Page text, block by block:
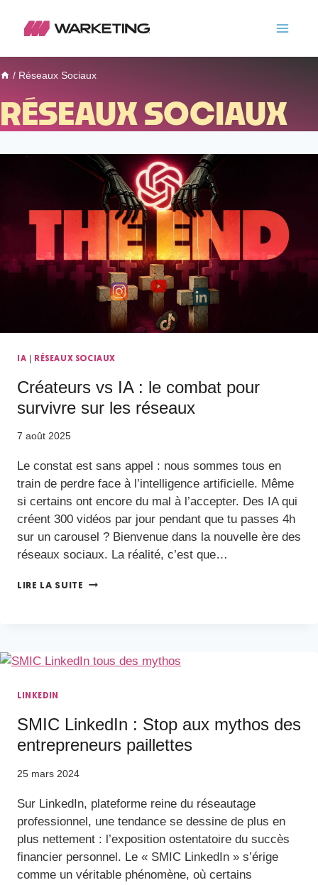
/ Réseaux Sociaux
RÉSEAUX SOCIAUX
IA | RÉSEAUX SOCIAUX
Créateurs vs IA : le combat pour
survivre sur les réseaux
7 août 2025
Le constat est sans appel : nous sommes tous en
train de perdre face à l’intelligence artificielle. Même
si certains ont encore du mal à l’accepter. Des IA qui
créent 300 vidéos par jour pendant que tu passes 4h
sur un carousel ? Bienvenue dans la nouvelle ère des
réseaux sociaux. La réalité, c’est que…
LIRE LA SUITE
LINKEDIN
SMIC LinkedIn : Stop aux mythos des
entrepreneurs paillettes
25 mars 2024
Sur LinkedIn, plateforme reine du réseautage
professionnel, une tendance se dessine de plus en
plus nettement : l’exposition ostentatoire du succès
financier personnel. Le « SMIC LinkedIn » s’érige
comme un véritable phénomène, où certains